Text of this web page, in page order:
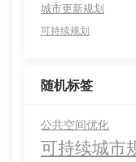
城市更新规划
可持续规划
随机标签
公共空间优化
可持续城市